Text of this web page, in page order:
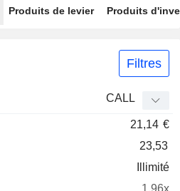
Produits de levier Produits
Filtres
CALL
21,14 €
23,53
Illimité